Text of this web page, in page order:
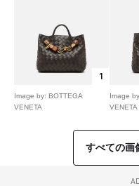
1
Image by: BOTTEGA
VENETA
Image
VENETA
すべての画